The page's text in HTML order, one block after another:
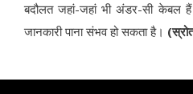
बदौलत जहां-जहां भी अंडर-सी केबल
जानकारी पाना संभव हो सकता है।